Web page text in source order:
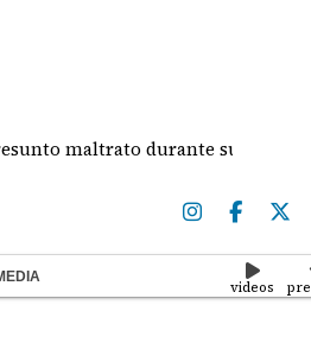
durante su relación
videos